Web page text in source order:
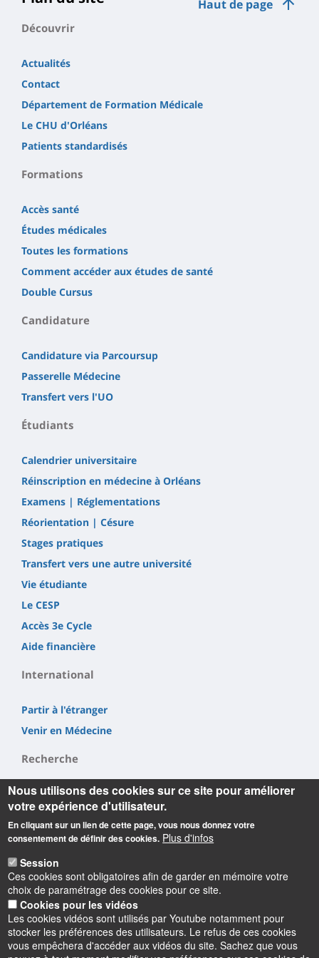
principale
Haut de page
Découvrir
Actualités
Contact
Département de Formation Médicale
Le CHU d'Orléans
Patients standardisés
Formations
Accès santé
Études médicales
Toutes les formations
Comment accéder aux études de santé
Double Cursus
Candidature
Candidature via Parcoursup
Passerelle Médecine
Transfert vers l'UO
Étudiants
Calendrier universitaire
Réinscription en médecine à Orléans
Examens | Réglementations
Réorientation | Césure
Stages pratiques
Transfert vers une autre université
Vie étudiante
Le CESP
Accès 3e Cycle
Aide financière
International
Partir à l'étranger
Venir en Médecine
Recherche
LI²RSO
CBM
INEM
Informations
Nous utilisons des cookies sur ce site pour améliorer
votre expérience d'utilisateur.
En cliquant sur un lien de cette page, vous nous donnez votre
consentement de définir des cookies. Plus d'infos
Session
Ces cookies sont obligatoires afin de garder en mémoire votre
choix de paramétrage des cookies pour ce site.
Cookies pour les vidéos
Les cookies vidéos sont utilisés par Youtube notamment pour
stocker les préférences des utilisateurs. Le refus de ces cookies
vous empêchera d'accéder aux vidéos du site. Sachez que vous